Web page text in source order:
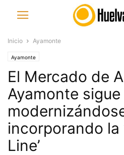
Inicio Ayamonte
Ayamonte
El Mercado de
Ayamonte sigue
incorporando la
Line’